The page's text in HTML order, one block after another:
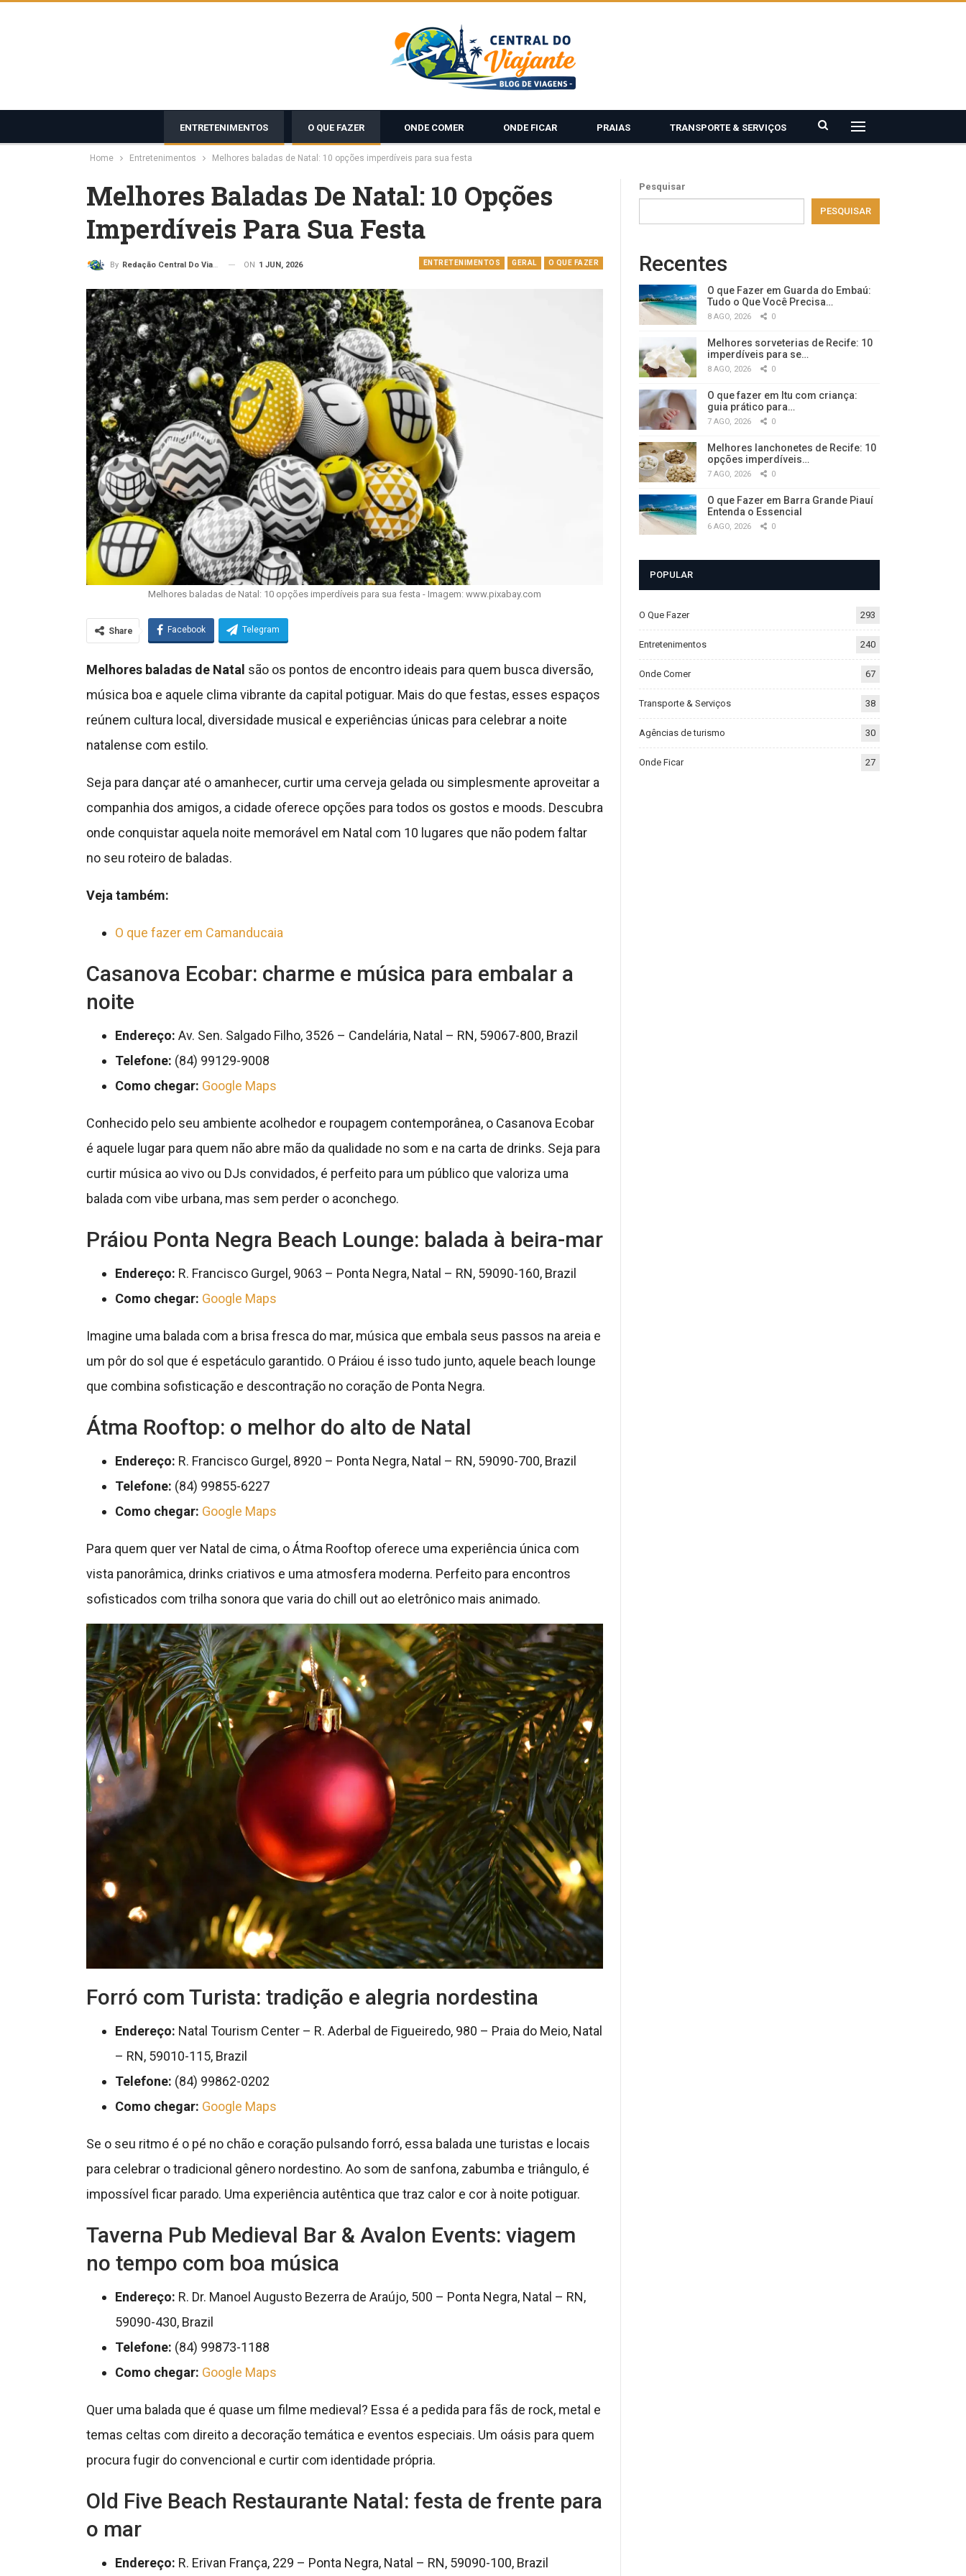
ENTRETENIMENTOS O QUE FAZER ONDE COMER ONDE FICAR PRAIAS TRANSPORTE & SERVIÇOS
Home Entretenimentos Melhores baladas de Natal: 10 opções imperdíveis para sua festa
Melhores Baladas De Natal: 10 Opções
Imperdíveis Para Sua Festa
ENTRETENIMENTOS GERAL O QUE FAZER
By Redação Central Do Viajante ON 1 JUN, 2026
Melhores baladas de Natal: 10 opções imperdíveis para sua festa - Imagem: www.pixabay.com
Share Facebook Telegram
Melhores baladas de Natal são os pontos de encontro ideais para quem busca diversão,
música boa e aquele clima vibrante da capital potiguar. Mais do que festas, esses espaços
reúnem cultura local, diversidade musical e experiências únicas para celebrar a noite
natalense com estilo.
Seja para dançar até o amanhecer, curtir uma cerveja gelada ou simplesmente aproveitar a
companhia dos amigos, a cidade oferece opções para todos os gostos e moods. Descubra
onde conquistar aquela noite memorável em Natal com 10 lugares que não podem faltar
no seu roteiro de baladas.
Veja também:
O que fazer em Camanducaia
Casanova Ecobar: charme e música para embalar a
noite
Endereço: Av. Sen. Salgado Filho, 3526 – Candelária, Natal – RN, 59067-800, Brazil
Telefone: (84) 99129-9008
Como chegar: Google Maps
Conhecido pelo seu ambiente acolhedor e roupagem contemporânea, o Casanova Ecobar
é aquele lugar para quem não abre mão da qualidade no som e na carta de drinks. Seja para
curtir música ao vivo ou DJs convidados, é perfeito para um público que valoriza uma
balada com vibe urbana, mas sem perder o aconchego.
Práiou Ponta Negra Beach Lounge: balada à beira-mar
Endereço: R. Francisco Gurgel, 9063 – Ponta Negra, Natal – RN, 59090-160, Brazil
Como chegar: Google Maps
Imagine uma balada com a brisa fresca do mar, música que embala seus passos na areia e
um pôr do sol que é espetáculo garantido. O Práiou é isso tudo junto, aquele beach lounge
que combina sofisticação e descontração no coração de Ponta Negra.
Átma Rooftop: o melhor do alto de Natal
Endereço: R. Francisco Gurgel, 8920 – Ponta Negra, Natal – RN, 59090-700, Brazil
Telefone: (84) 99855-6227
Como chegar: Google Maps
Para quem quer ver Natal de cima, o Átma Rooftop oferece uma experiência única com
vista panorâmica, drinks criativos e uma atmosfera moderna. Perfeito para encontros
sofisticados com trilha sonora que varia do chill out ao eletrônico mais animado.
Forró com Turista: tradição e alegria nordestina
Endereço: Natal Tourism Center – R. Aderbal de Figueiredo, 980 – Praia do Meio, Natal
– RN, 59010-115, Brazil
Telefone: (84) 99862-0202
Como chegar: Google Maps
Se o seu ritmo é o pé no chão e coração pulsando forró, essa balada une turistas e locais
para celebrar o tradicional gênero nordestino. Ao som de sanfona, zabumba e triângulo, é
impossível ficar parado. Uma experiência autêntica que traz calor e cor à noite potiguar.
Taverna Pub Medieval Bar & Avalon Events: viagem
no tempo com boa música
Endereço: R. Dr. Manoel Augusto Bezerra de Araújo, 500 – Ponta Negra, Natal – RN,
59090-430, Brazil
Telefone: (84) 99873-1188
Como chegar: Google Maps
Quer uma balada que é quase um filme medieval? Essa é a pedida para fãs de rock, metal e
temas celtas com direito a decoração temática e eventos especiais. Um oásis para quem
procura fugir do convencional e curtir com identidade própria.
Old Five Beach Restaurante Natal: festa de frente para
o mar
Endereço: R. Erivan França, 229 – Ponta Negra, Natal – RN, 59090-100, Brazil
Pesquisar
PESQUISAR
Recentes
O que Fazer em Guarda do Embaú:
Tudo o Que Você Precisa…
8 AGO, 2026 0
Melhores sorveterias de Recife: 10
imperdíveis para se…
8 AGO, 2026 0
O que fazer em Itu com criança:
guia prático para…
7 AGO, 2026 0
Melhores lanchonetes de Recife: 10
opções imperdíveis…
7 AGO, 2026 0
O que Fazer em Barra Grande Piauí
Entenda o Essencial
6 AGO, 2026 0
POPULAR
O Que Fazer 293
Entretenimentos 240
Onde Comer 67
Transporte & Serviços 38
Agências de turismo 30
Onde Ficar 27